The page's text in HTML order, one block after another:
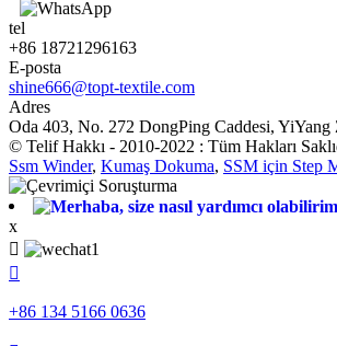
tel
+86 18721296163
E-posta
shine666@topt-textile.com
Adres
Oda 403, No. 272 ​​DongPing Caddesi,
© Telif Hakkı - 2010-2022 : Tüm Hakları
Ssm Winder, Kumaş Dokuma, SSM için Step
x


+86 134 5166 0636